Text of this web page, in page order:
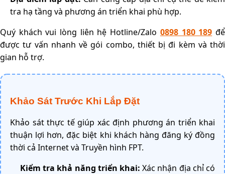
tra hạ tầng và phương án triển khai phù hợp.
Quý khách vui lòng liên hệ Hotline/Zalo 0898 180 189 để
được tư vấn nhanh về gói combo, thiết bị đi kèm và thời
gian hỗ trợ.
Khảo Sát Trước Khi Lắp Đặt
Khảo sát thực tế giúp xác định phương án triển khai
thuận lợi hơn, đặc biệt khi khách hàng đăng ký đồng
thời cả Internet và Truyền hình FPT.
Kiểm tra khả năng triển khai: Xác nhận địa chỉ có